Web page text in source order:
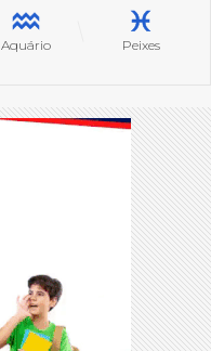
Aquário Peixes